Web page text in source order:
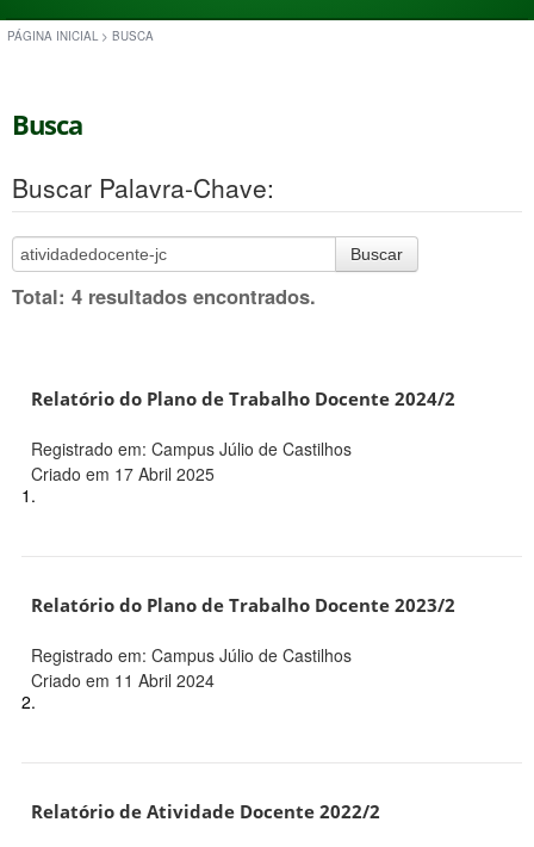
PÁGINA INICIAL > BUSCA
Busca
Buscar Palavra-Chave:
Buscar
Total: 4 resultados encontrados.
Relatório do Plano de Trabalho Docente 2024/2
Registrado em: Campus Júlio de Castilhos
Criado em 17 Abril 2025
1.
Relatório do Plano de Trabalho Docente 2023/2
Registrado em: Campus Júlio de Castilhos
Criado em 11 Abril 2024
2.
Relatório de Atividade Docente 2022/2